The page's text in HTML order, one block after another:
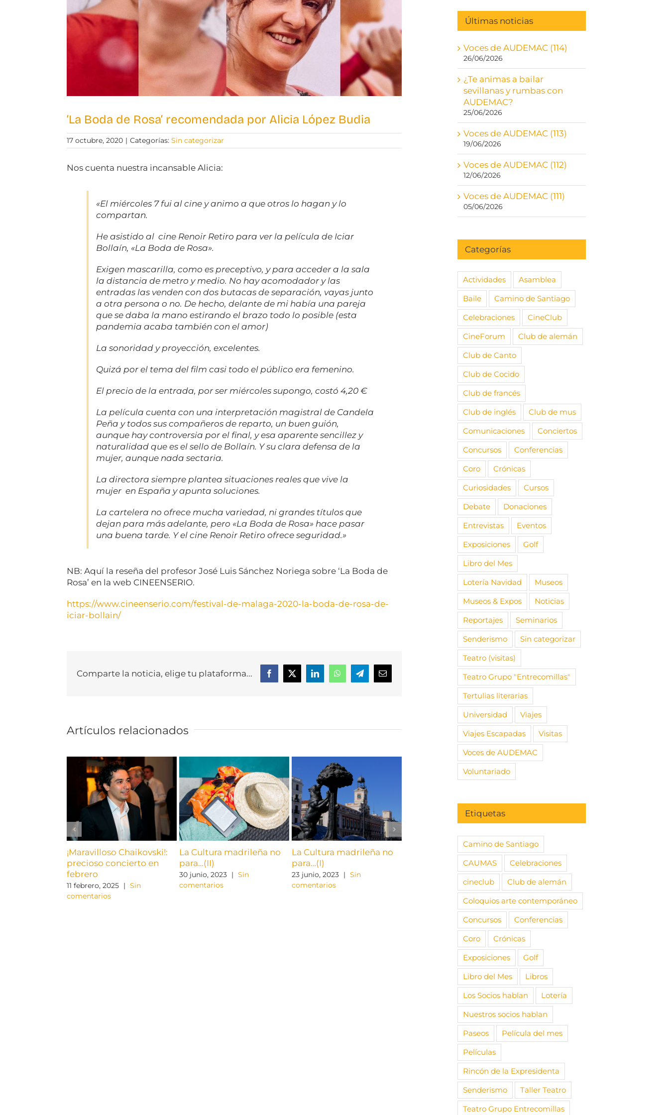
‘La Boda de Rosa’ recomendada por Alicia López Budia
17 octubre, 2020 | Categorías:Sin categorizar
Nos cuenta nuestra incansable Alicia:
«El miércoles 7 fui al cine y animo a que otros lo hagan y lo
compartan.
He asistido al cine Renoir Retiro para ver la película de Iciar
Bollaín, «La Boda de Rosa».
Exigen mascarilla, como es preceptivo, y para acceder a la sala
la distancia de metro y medio. No hay acomodador y las
entradas las venden con dos butacas de separación, vayas junto
a otra persona o no. De hecho, delante de mi había una pareja
que se daba la mano estirando el brazo todo lo posible (esta
pandemia acaba también con el amor)
La sonoridad y proyección, excelentes.
Quizá por el tema del film casi todo el público era femenino.
El precio de la entrada, por ser miércoles supongo, costó 4,20 €
La película cuenta con una interpretación magistral de Candela
Peña y todos sus compañeros de reparto, un buen guión,
aunque hay controversia por el final, y esa aparente sencillez y
naturalidad que es el sello de Bollaín. Y su clara defensa de la
mujer, aunque nada sectaria.
La directora siempre plantea situaciones reales que vive la
mujer en España y apunta soluciones.
La cartelera no ofrece mucha variedad, ni grandes títulos que
dejan para más adelante, pero «La Boda de Rosa» hace pasar
una buena tarde. Y el cine Renoir Retiro ofrece seguridad.»
NB: Aquí la reseña del profesor José Luis Sánchez Noriega sobre ‘La Boda de
Rosa’ en la web CINEENSERIO.
https://www.cineenserio.com/festival-de-malaga-2020-la-boda-de-rosa-de-
iciar-bollain/
Comparte la noticia, elige tu plataforma... Facebook
X LinkedInWhatsAppTelegramCorreo
electrónico
Artículos relacionados
¡Maravilloso Chaikovski!:
precioso concierto en
febrero
11 febrero, 2025 | Sin
comentarios
La Cultura madrileña no
para…(II)
30 junio, 2023 | Sin
comentarios
La Cultura madrileña no
para…(I)
23 junio, 2023 | Sin
comentarios
Nuestra Charo se estrena
el viernes en La 1
| Sin
Libro AUDEMAC del mes
de noviembre
23 noviembre, 2022
comentarios
Últimas noticias
Voces de AUDEMAC (114)
26/06/2026
¿Te animas a bailar
sevillanas y rumbas con
AUDEMAC?
25/06/2026
Voces de AUDEMAC (113)
19/06/2026
Voces de AUDEMAC (112)
12/06/2026
Voces de AUDEMAC (111)
05/06/2026
Categorías
Actividades
Asamblea
Baile
Camino de Santiago
Celebraciones
CineClub
CineForum
Club de alemán
Club de Canto
Club de Cocido
Club de francés
Club de inglés
Club de mus
Comunicaciones
Conciertos
Concursos
Conferencias
Coro
Crónicas
Curiosidades
Cursos
Debate
Donaciones
Entrevistas
Eventos
Exposiciones
Golf
Libro del Mes
Lotería Navidad
Museos
Museos & Expos
Noticias
Reportajes
Seminarios
Senderismo
Sin categorizar
Teatro (visitas)
Teatro Grupo "Entrecomillas"
Tertulias literarias
Universidad
Viajes
Viajes Escapadas
Visitas
Voces de AUDEMAC
Voluntariado
Etiquetas
Camino de Santiago
CAUMAS
Celebraciones
cineclub
Club de alemán
Coloquios arte contemporáneo
Concursos
Conferencias
Coro
Crónicas
Exposiciones
Golf
Libro del Mes
Libros
Los Socios hablan
Lotería
Nuestros socios hablan
Paseos
Película del mes
Películas
Rincón de la Expresidenta
Senderismo
Taller Teatro
Teatro Grupo Entrecomillas